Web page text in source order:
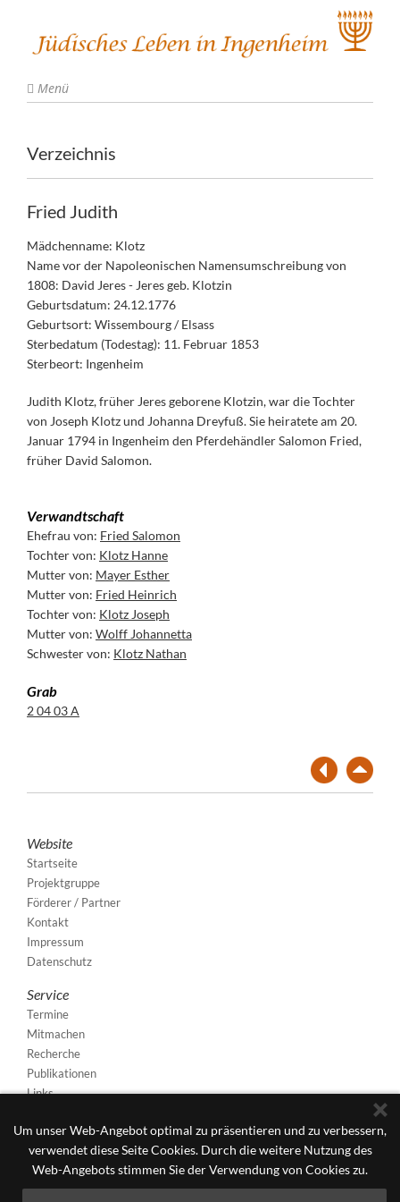
Um unser Web-Angebot optimal zu präsentieren und zu verbessern,
verwendet diese Seite Cookies. Durch die weitere Nutzung des
Web-Angebots stimmen Sie der Verwendung von Cookies zu.
Menü
Verzeichnis
Fried Judith
Mädchenname: Klotz
Name vor der Napoleonischen Namensumschreibung von
1808: David Jeres - Jeres geb. Klotzin
Geburtsdatum: 24.12.1776
Geburtsort: Wissembourg / Elsass
Sterbedatum (Todestag): 11. Februar 1853
Sterbeort: Ingenheim
Judith Klotz, früher Jeres geborene Klotzin, war die Tochter
von Joseph Klotz und Johanna Dreyfuß. Sie heiratete am 20.
Januar 1794 in Ingenheim den Pferdehändler Salomon Fried,
früher David Salomon.
Verwandtschaft
Ehefrau von: Fried Salomon
Tochter von: Klotz Hanne
Mutter von: Mayer Esther
Mutter von: Fried Heinrich
Tochter von: Klotz Joseph
Mutter von: Wolff Johannetta
Schwester von: Klotz Nathan
Grab
2 04 03 A
Website
Startseite
Projektgruppe
Förderer / Partner
Kontakt
Impressum
Datenschutz
Service
Termine
Mitmachen
Recherche
Publikationen
Links